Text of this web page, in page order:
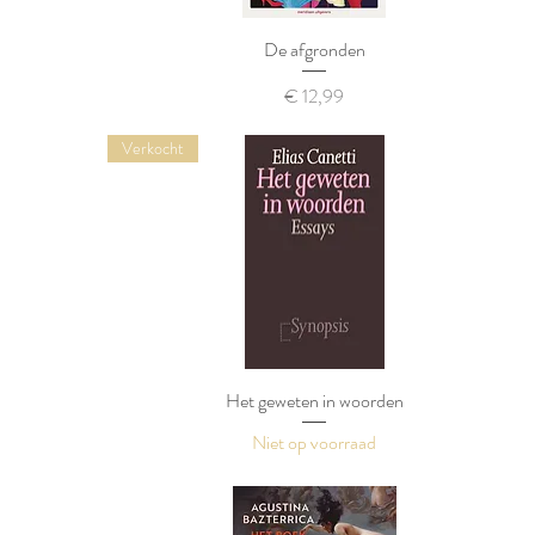
De afgronden
Prijs
€ 12,99
Verkocht
Het geweten in woorden
Niet op voorraad